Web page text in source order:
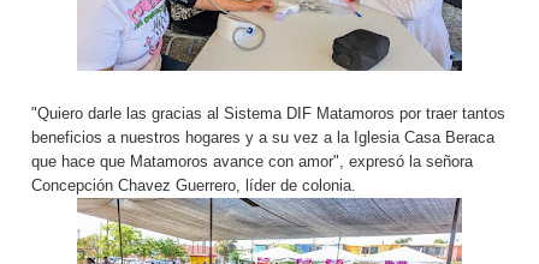
"Quiero darle las gracias al Sistema DIF Matamoros por traer tantos
beneficios a nuestros hogares y a su vez a la Iglesia Casa Beraca
que hace que Matamoros avance con amor", expresó la señora
Concepción Chavez Guerrero, líder de colonia.